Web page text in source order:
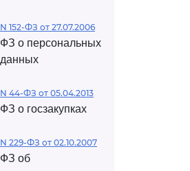
N 152-ФЗ от 27.07.2006
ФЗ о персональных
данных
N 44-ФЗ от 05.04.2013
ФЗ о госзакупках
N 229-ФЗ от 02.10.2007
ФЗ об